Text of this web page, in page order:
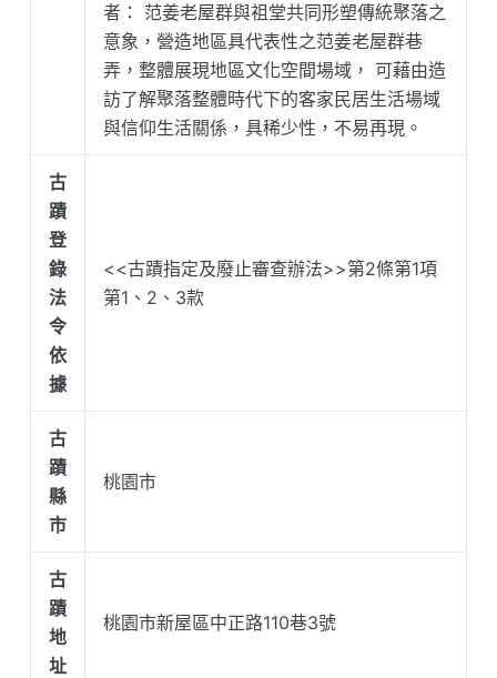
者： 范姜老屋群與祖堂共同形塑傳統聚落之
意象，營造地區具代表性之范姜老屋群巷
弄，整體展現地區文化空間場域， 可藉由造
訪了解聚落整體時代下的客家民居生活場域
與信仰生活關係，具稀少性，不易再現。
古
蹟
登
錄
法
令
依
據
<<古蹟指定及廢止審查辦法>>第2條第1項
第1、2、3款
古
蹟
縣
市
桃園市
古
蹟
地
址
桃園市新屋區中正路110巷3號